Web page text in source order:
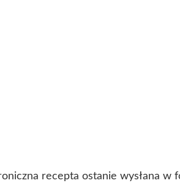
recepta ostanie wysłana w